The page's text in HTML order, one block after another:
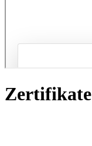
Zertifikate